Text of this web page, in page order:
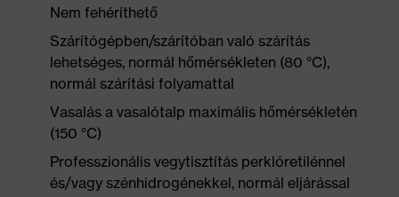
Nem fehéríthető
Szárítógépben/szárítóban való szárítás
lehetséges, normál hőmérsékleten (80 °C),
normál szárítási folyamattal
Vasalás a vasalótalp maximális hőmérsékletén
(150 °C)
Professzionális vegytisztítás perklóretilénnel
és/vagy szénhidrogénekkel, normál eljárással